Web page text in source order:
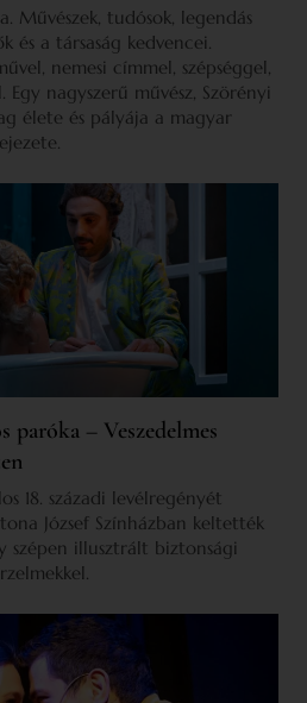
Művészek, tudósok, legendás
és a társaság kedvencei.
nemesi címmel, szépséggel,
nagyszerű művész, Szörényi
élete és pályája a magyar
paróka – Veszedelmes
18. századi levélregényét
József Színházban keltették
szépen illusztrált biztonsági